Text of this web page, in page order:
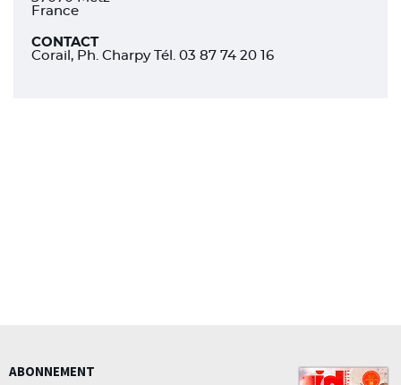
France
CONTACT
Corail, Ph. Charpy Tél. 03 87 74 20 16
ABONNEMENT